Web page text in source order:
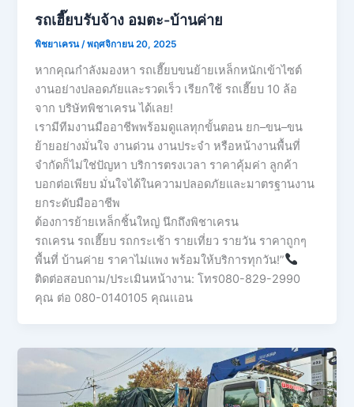
รถเฮี๊ยบรับจ้าง อมตะ-บ้านค่าย
พิชยาเครน /พฤศจิกายน 20, 2025
หากคุณกำลังมองหา รถเฮี๊ยบขนย้ายเหล็กหนักเข้าไซต์
งานอย่างปลอดภัยและรวดเร็ว เรียกใช้ รถเฮี๊ยบ 10 ล้อ
จาก บริษัทพิชาเครน ได้เลย!
เรามีทีมงานมืออาชีพพร้อมดูแลทุกขั้นตอน ยก–ขน–ขน
ย้ายอย่างมั่นใจ งานด่วน งานประจำ หรือหน้างานพื้นที่
จำกัดก็ไม่ใช่ปัญหา บริการตรงเวลา ราคาคุ้มค่า ลูกค้า
บอกต่อเพียบ มั่นใจได้ในความปลอดภัยและมาตรฐานงาน
ยกระดับมืออาชีพ
ต้องการย้ายเหล็กชิ้นใหญ่ นึกถึงพิชาเครน
รถเครน รถเฮี๊ยบ รถกระเช้า รายเที่ยว รายวัน ราคาถูกๆ
พื้นที่ บ้านค่าย ราคาไม่แพง พร้อมให้บริการทุกวัน!”
ติดต่อสอบถาม/ประเมินหน้างาน: โทร080-829-2990
คุณ ต่อ 080-0140105 คุณเเอน